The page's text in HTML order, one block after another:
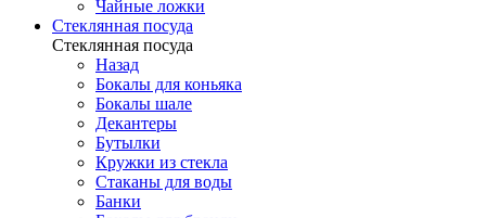
Чайные ложки
Стеклянная посуда
Стеклянная посуда
Назад
Бокалы для коньяка
Бокалы шале
Декантеры
Бутылки
Кружки из стекла
Стаканы для воды
Банки